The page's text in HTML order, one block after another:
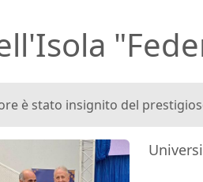
è stato insignito del